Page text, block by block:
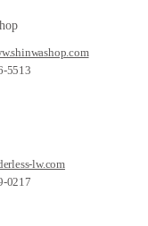
5513
lw.com
0217